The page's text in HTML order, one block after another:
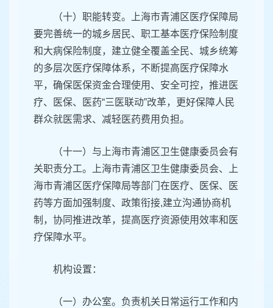
（十）职能转变。上海市青浦区医疗保障局
要完善统一的城乡居民、职工基本医疗保险制度
和大病保险制度，建立健全覆盖全民、城乡统筹
的多层次医疗保障体系，不断提高医疗保障水
平，确保医保资金合理使用、安全可控，推进医
疗、医保、医药“三医联动”改革，更好保障人民
群众就医需求、减轻医药费用负担。
（十一）与上海市青浦区卫生健康委员会有
关职责分工。上海市青浦区卫生健康委员会、上
海市青浦区医疗保障局等部门在医疗、医保、医
药等方面加强制度、政策衔接,建立沟通协商机
制，协同推进改革，提高医疗资源使用效率和医
疗保障水平。
机构设置：
（一）办公室。负责机关日常运行工作和内